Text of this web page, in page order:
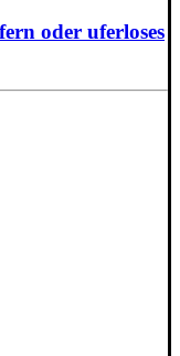
oder uferloses